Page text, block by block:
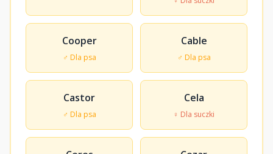
Cooper
♂ Dla psa
Cable
♂ Dla psa
Castor
♂ Dla psa
Cela
♀ Dla suczki